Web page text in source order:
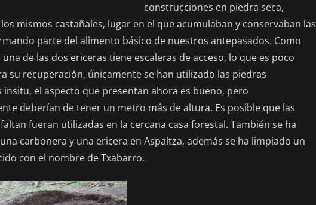
construcciones en piedra seca,
mismos castañales, lugar en el que acumulaban y conservaban las
parte del alimento básico de nuestros antepasados. Como
de las dos ericeras tiene escaleras de acceso, lo que es poco
su recuperación, únicamente se han utilizado las piedras
insitu, el aspecto que presentan ahora es bueno, pero
deberían de tener un metro más de altura. Es posible que las
fueran utilizadas en la cercana casa forestal. También se ha
carbonera y una ericera en Aspaltza, además se ha limpiado un
con el nombre de Txabarro.